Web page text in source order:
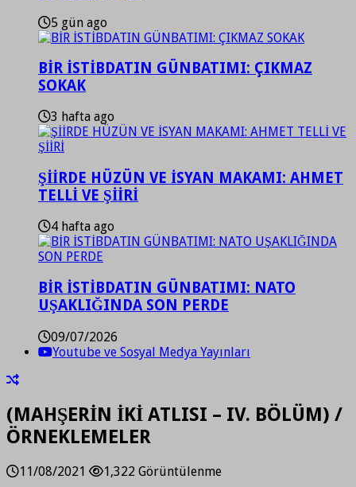
5 gün ago
BİR İSTİBDATIN GÜNBATIMI: ÇIKMAZ
SOKAK
3 hafta ago
ŞİİRDE HÜZÜN VE İSYAN MAKAMI: AHMET
TELLİ VE ŞİİRİ
4 hafta ago
BİR İSTİBDATIN GÜNBATIMI: NATO
UŞAKLIĞINDA SON PERDE
09/07/2026
Youtube ve Sosyal Medya Yayınları
(MAHŞERİN İKİ ATLISI – IV. BÖLÜM) /
ÖRNEKLEMELER
11/08/2021 1,322 Görüntülenme